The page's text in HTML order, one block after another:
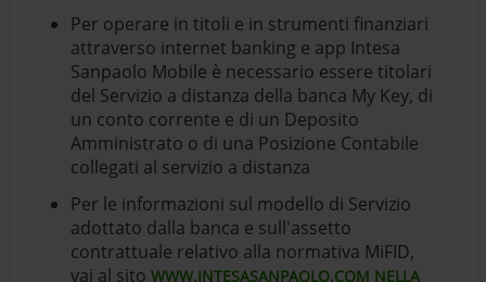
Per operare in titoli e in strumenti finanziari
attraverso internet banking e app Intesa
Sanpaolo Mobile è necessario essere titolari
del Servizio a distanza della banca My Key, di
un conto corrente e di un Deposito
Amministrato o di una Posizione Contabile
collegati al servizio a distanza
Per le informazioni sul modello di Servizio
adottato dalla banca e sull'assetto
contrattuale relativo alla normativa MiFID,
vai al sito WWW.INTESASANPAOLO.COM NELLA